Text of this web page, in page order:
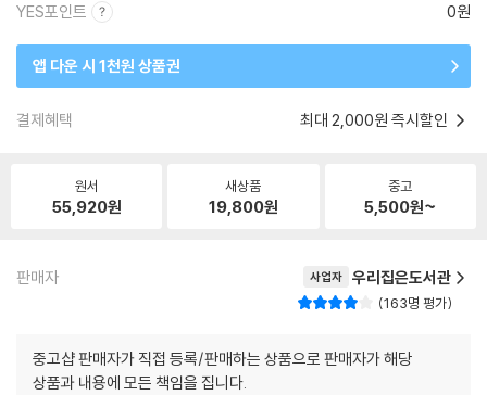
YES포인트 0원
앱 다운 시 1천원 상품권
결제혜택 최대 2,000원 즉시할인
원서
55,920원
새상품
19,800원
중고
5,500원~
판매자 사업자 우리집은도서관
163명 평가
중고샵 판매자가 직접 등록/판매하는 상품으로 판매자가 해당
상품과 내용에 모든 책임을 집니다.